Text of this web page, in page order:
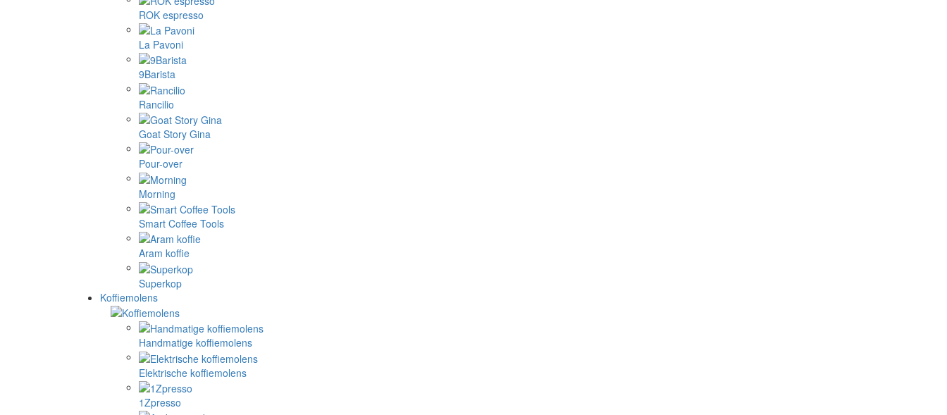
ROK espresso
La Pavoni
9Barista
Rancilio
Goat Story Gina
Pour-over
Morning
Smart Coffee Tools
Aram koffie
Superkop
Koffiemolens
Handmatige koffiemolens
Elektrische koffiemolens
1Zpresso